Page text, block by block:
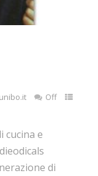
Off
cucina e
di